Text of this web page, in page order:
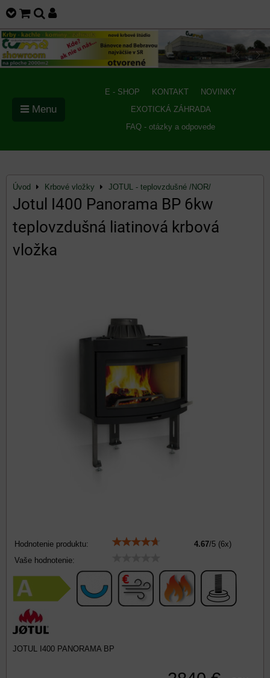
E - SHOP KONTAKT
NOVINKY
EXOTICKÁ ZÁHRADA
FAQ - otázky a odpovede
Menu
Úvod Krbové vložky JOTUL - teplovzdušné /NOR/
Jotul I400 Panorama BP 6kw
teplovzdušná liatinová krbová
vložka
Hodnotenie produktu: 4.67/5 (6x)
Vaše hodnotenie:
JOTUL I400 PANORAMA BP